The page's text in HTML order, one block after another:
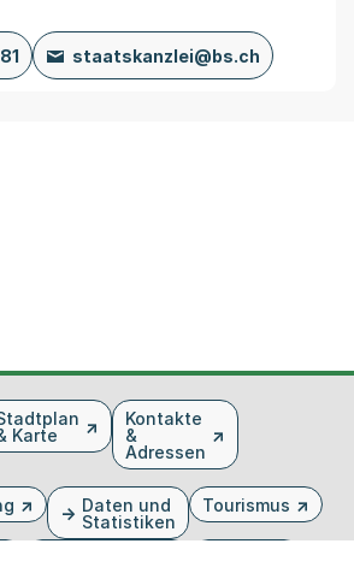
staatskanzlei@bs.ch
Karte
Kontakte
&
Adressen
Daten und
Statistiken
Tourismus